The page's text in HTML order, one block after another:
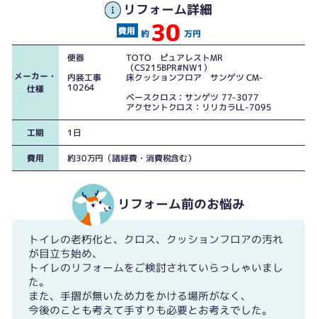
リフォーム詳細
約 30 万円
メーカー・
仕様
便器 TOTO ピュアレストMR
（CS215BPR#NW1）
内装工事 床クッションフロア サンゲツ CM-
10264
ベースクロス：サンゲツ 77-3077
アクセントクロス：リリカラLL-7095
工期 1日
費用 約30万円（諸経費・消費税含む）
リフォーム前のお悩み
トイレの老朽化と、クロス、クッションフロアの汚れ
が目立ち始め、
トイレのリフォームをご検討されていらっしゃいまし
た。
また、手摺が無いため力をかける場所がなく、
今後のことも考えて手すりも必要とお考えでした。
手すりのために下地に補強を入れます